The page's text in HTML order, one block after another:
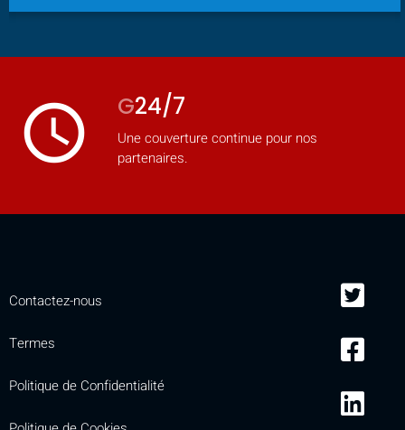
access_time G24/7
Une couverture continue pour nos
partenaires.
Contactez-nous
Termes
Politique de Confidentialité